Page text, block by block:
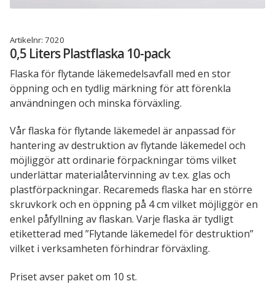
Plåsterbox för läkemedelsplåster
Recarebox tillbehör
Läkemedelshantering – kontroll på kasserade läkemedel
och läkemedelsavfall
Så här funkar Recarebox
Referenscase för Recarebox
Spara med Recarebox
Recarebox instruktionsfilmer
Sjukvårdens miljötjänst för vårdens farliga
Artikelnr: 7020
0,5 Liters Plastflaska 10-pack
Flaska för flytande läkemedelsavfall med en stor
öppning och en tydlig märkning för att förenkla
användningen och minska förväxling.
Vår flaska för flytande läkemedel är anpassad för
hantering av destruktion av flytande läkemedel och
möjliggör att ordinarie förpackningar töms vilket
underlättar materialåtervinning av t.ex. glas och
plastförpackningar. Recaremeds flaska har en större
skruvkork och en öppning på 4 cm vilket möjliggör en
enkel påfyllning av flaskan. Varje flaska är tydligt
etiketterad med ”Flytande läkemedel för destruktion”
vilket i verksamheten förhindrar förväxling.
Priset avser paket om 10 st.